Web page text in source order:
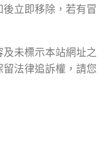
立即移除，若有冒
未標示本站網址之
法律追訴權，請您